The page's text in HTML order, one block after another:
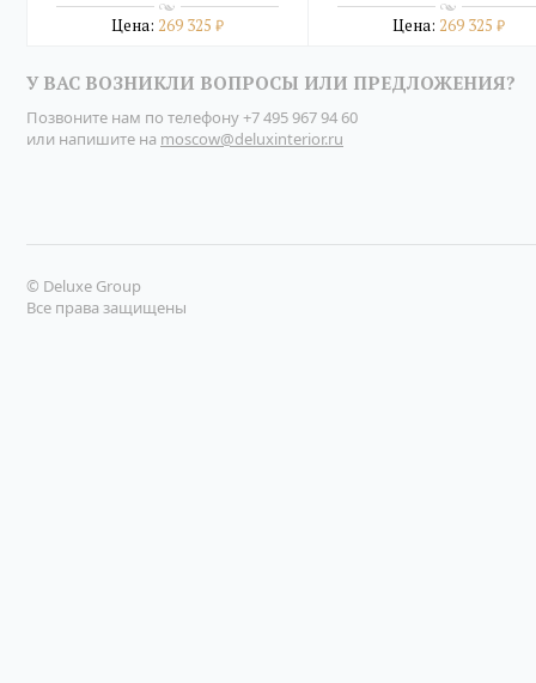
Цена: 269 325 ₽
Цена: 269 325 ₽
У ВАС ВОЗНИКЛИ ВОПРОСЫ ИЛИ ПРЕДЛОЖЕНИЯ?
Позвоните нам по телефону+7 495 967 94 60
или напишите на moscow@deluxinterior.ru
© Deluxe Group
Все права защищены